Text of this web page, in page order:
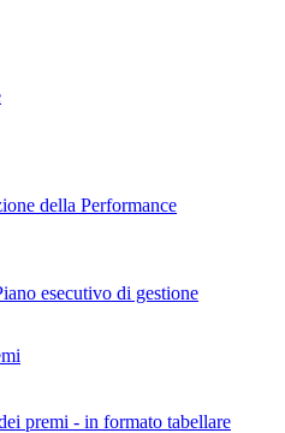
della Performance
esecutivo di gestione
premi - in formato tabellare